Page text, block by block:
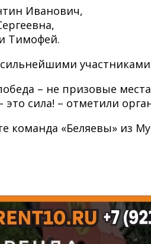
Иванович,
Тимофей.
– не призовые
это сила! – отметили
команда «Беляевы» из